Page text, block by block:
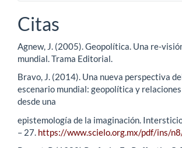
Citas
Agnew, J. (2005). Geopolítica. Una re-
mundial. Trama Editorial.
Bravo, J. (2014). Una nueva perspectiva
escenario mundial: geopolítica y
desde una
epistemología de la imaginación.
– 27. https://www.scielo.org.mx/pdf/ins/